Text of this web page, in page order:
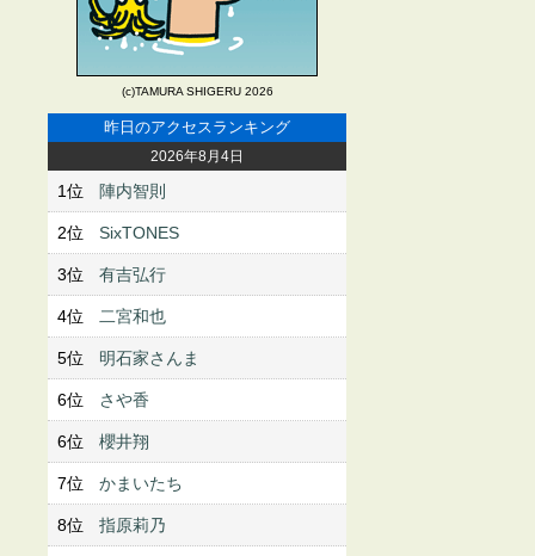
(c)TAMURA SHIGERU 2026
昨日のアクセスランキング
2026年8月4日
1位 陣内智則
2位 SixTONES
3位 有吉弘行
4位 二宮和也
5位 明石家さんま
6位 さや香
6位 櫻井翔
7位 かまいたち
8位 指原莉乃